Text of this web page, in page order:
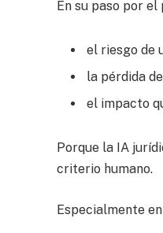
En su paso por
el riesgo de
la pérdida
el impacto
Porque la IA
criterio humano.
Especialmente